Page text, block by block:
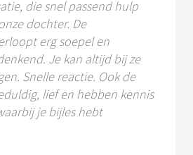
die snel passend hulp
dochter. De
erg soepel en
Je kan altijd bij ze
Snelle reactie. Ook de
lief en hebben kennis
je bijles hebt